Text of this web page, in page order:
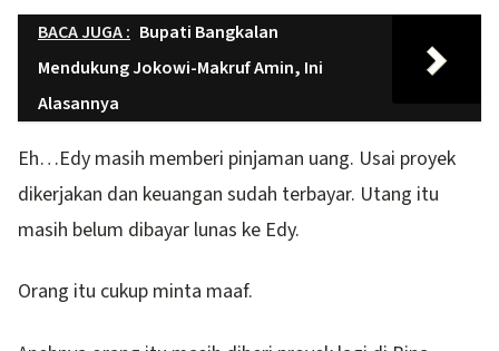
BACA JUGA : Bupati Bangkalan
Mendukung Jokowi-Makruf Amin, Ini
Alasannya
Eh…Edy masih memberi pinjaman uang. Usai proyek
dikerjakan dan keuangan sudah terbayar. Utang itu
masih belum dibayar lunas ke Edy.
Orang itu cukup minta maaf.